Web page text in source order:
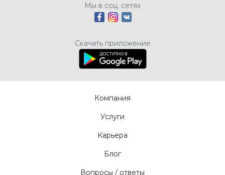
Мы в соц. сетях
Скачать приложение
Компания
Услуги
Карьера
Блог
Вопросы / ответы